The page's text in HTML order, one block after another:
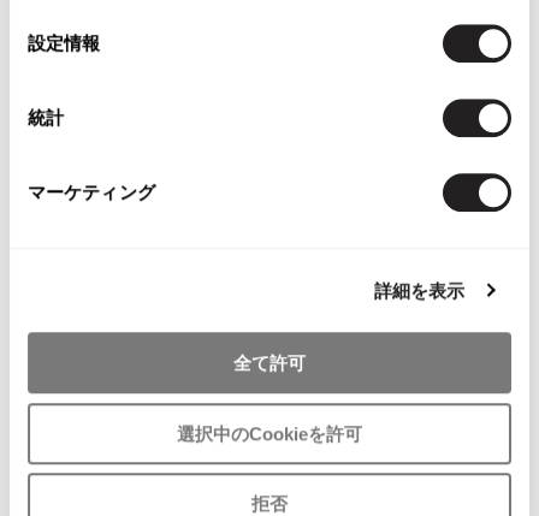
設定情報
統計
マーケティング
詳細を表示
全て許可
選択中のCookieを許可
拒否
MEN
$‌245.00